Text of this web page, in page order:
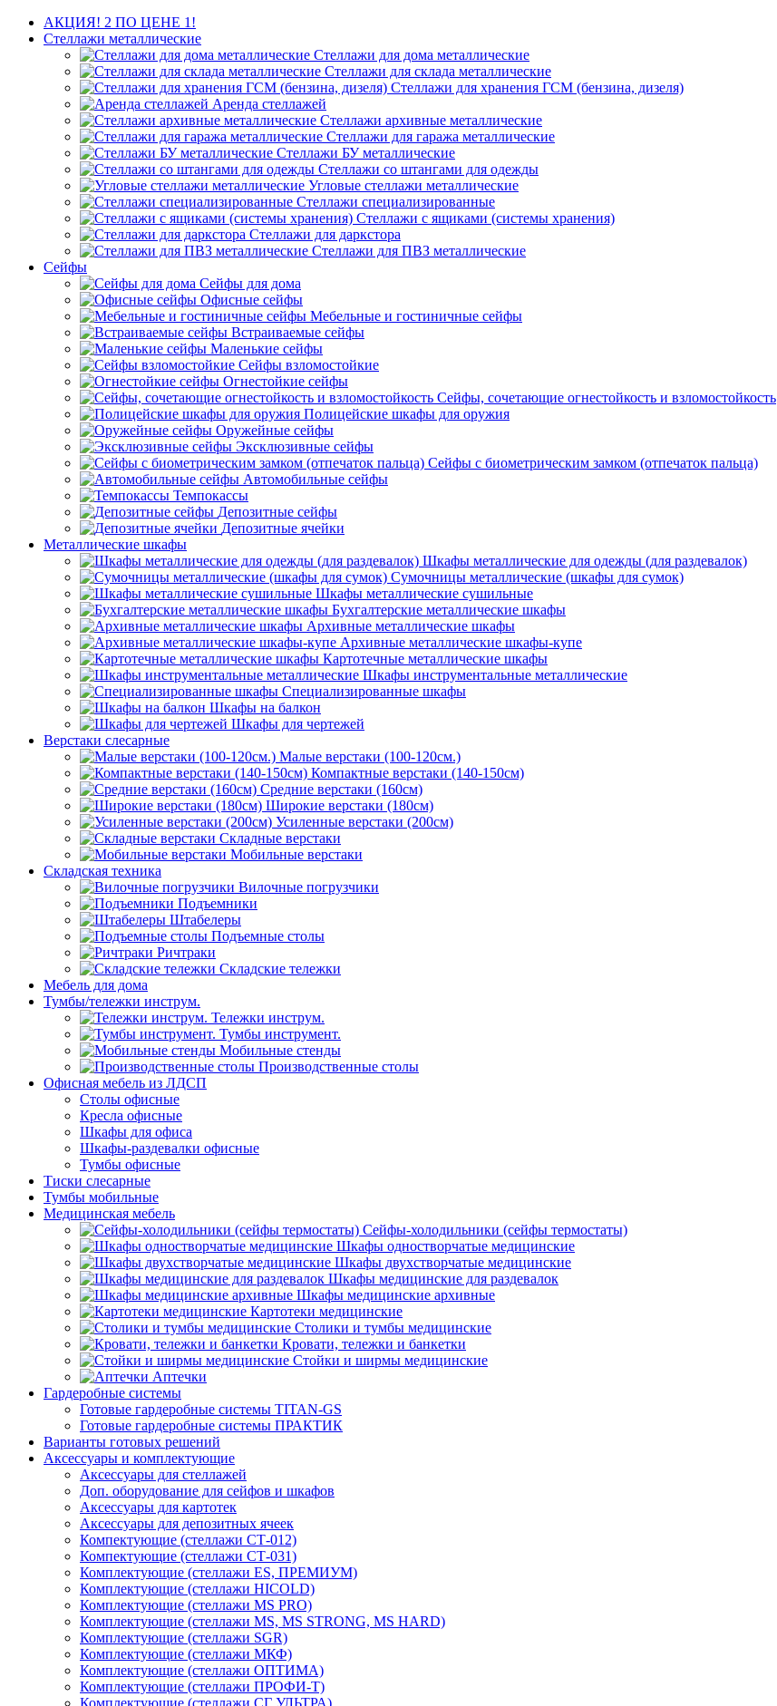
АКЦИЯ! 2 ПО ЦЕНЕ 1!
Стеллажи металлические
Стеллажи для дома металлические
Стеллажи для склада металлические
Стеллажи для хранения ГСМ (бензина, дизеля)
Аренда стеллажей
Стеллажи архивные металлические
Стеллажи для гаража металлические
Стеллажи БУ металлические
Стеллажи со штангами для одежды
Угловые стеллажи металлические
Стеллажи специализированные
Стеллажи с ящиками (системы хранения)
Стеллажи для даркстора
Стеллажи для ПВЗ металлические
Сейфы
Сейфы для дома
Офисные сейфы
Мебельные и гостиничные сейфы
Встраиваемые сейфы
Маленькие сейфы
Сейфы взломостойкие
Огнестойкие сейфы
Сейфы, сочетающие огнестойкость и взломостойкость
Полицейские шкафы для оружия
Оружейные сейфы
Эксклюзивные сейфы
Сейфы с биометрическим замком (отпечаток пальца)
Автомобильные сейфы
Темпокассы
Депозитные сейфы
Депозитные ячейки
Металлические шкафы
Шкафы металлические для одежды (для раздевалок)
Сумочницы металлические (шкафы для сумок)
Шкафы металлические сушильные
Бухгалтерские металлические шкафы
Архивные металлические шкафы
Архивные металлические шкафы-купе
Картотечные металлические шкафы
Шкафы инструментальные металлические
Специализированные шкафы
Шкафы на балкон
Шкафы для чертежей
Верстаки слесарные
Малые верстаки (100-120см.)
Компактные верстаки (140-150см)
Средние верстаки (160см)
Широкие верстаки (180см)
Усиленные верстаки (200см)
Складные верстаки
Мобильные верстаки
Складская техника
Вилочные погрузчики
Подъемники
Штабелеры
Подъемные столы
Ричтраки
Складские тележки
Мебель для дома
Тумбы/тележки инструм.
Тележки инструм.
Тумбы инструмент.
Мобильные стенды
Производственные столы
Офисная мебель из ЛДСП
Столы офисные
Кресла офисные
Шкафы для офиса
Шкафы-раздевалки офисные
Тумбы офисные
Тиски слесарные
Тумбы мобильные
Медицинская мебель
Сейфы-холодильники (сейфы термостаты)
Шкафы одностворчатые медицинские
Шкафы двухстворчатые медицинские
Шкафы медицинские для раздевалок
Шкафы медицинские архивные
Картотеки медицинские
Столики и тумбы медицинские
Кровати, тележки и банкетки
Стойки и ширмы медицинские
Аптечки
Гардеробные системы
Готовые гардеробные системы TITAN-GS
Готовые гардеробные системы ПРАКТИК
Варианты готовых решений
Аксессуары и комплектующие
Аксессуары для стеллажей
Доп. оборудование для сейфов и шкафов
Аксессуары для картотек
Аксессуары для депозитных ячеек
Компектующие (стеллажи СТ-012)
Компектующие (стеллажи СТ-031)
Комплектующие (стеллажи ES, ПРЕМИУМ)
Комплектующие (стеллажи HICOLD)
Комплектующие (стеллажи MS PRO)
Комплектующие (стеллажи MS, MS STRONG, MS HARD)
Комплектующие (стеллажи SGR)
Комплектующие (стеллажи МКФ)
Комплектующие (стеллажи ОПТИМА)
Комплектующие (стеллажи ПРОФИ-Т)
Комплектующие (стеллажи СГ УЛЬТРА)